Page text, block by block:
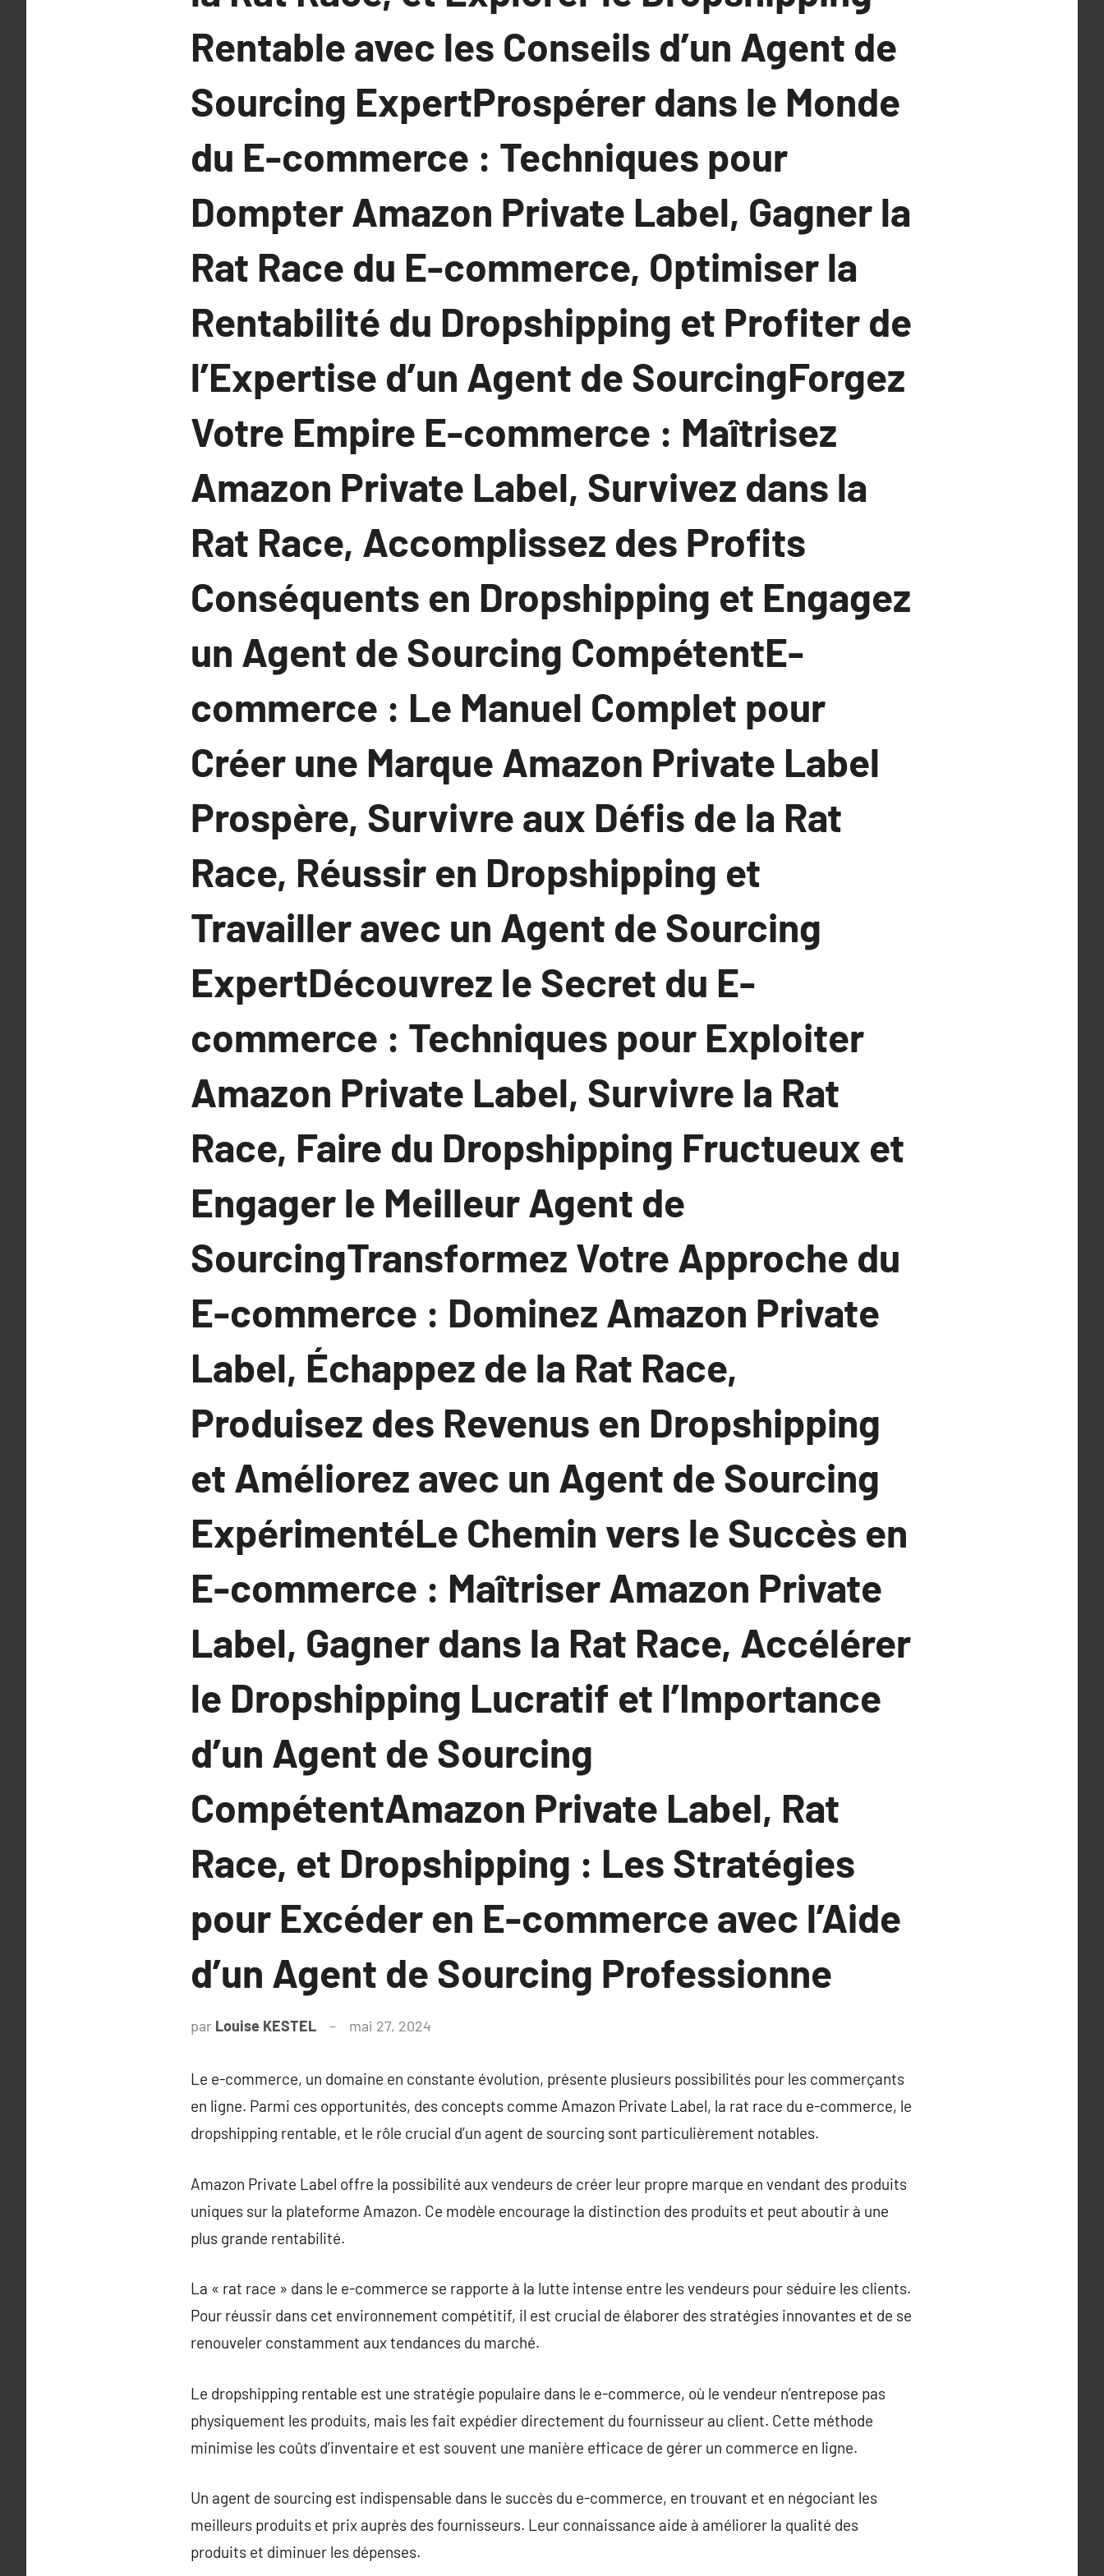
Rentable avec les Conseils d’un Agent de
Sourcing ExpertProspérer dans le Monde
du E-commerce : Techniques pour
Dompter Amazon Private Label, Gagner la
Rat Race du E-commerce, Optimiser la
Rentabilité du Dropshipping et Profiter de
l’Expertise d’un Agent de SourcingForgez
Votre Empire E-commerce : Maîtrisez
Amazon Private Label, Survivez dans la
Rat Race, Accomplissez des Profits
Conséquents en Dropshipping et Engagez
un Agent de Sourcing CompétentE-
commerce : Le Manuel Complet pour
Créer une Marque Amazon Private Label
Prospère, Survivre aux Défis de la Rat
Race, Réussir en Dropshipping et
Travailler avec un Agent de Sourcing
ExpertDécouvrez le Secret du E-
commerce : Techniques pour Exploiter
Amazon Private Label, Survivre la Rat
Race, Faire du Dropshipping Fructueux et
Engager le Meilleur Agent de
SourcingTransformez Votre Approche du
E-commerce : Dominez Amazon Private
Label, Échappez de la Rat Race,
Produisez des Revenus en Dropshipping
et Améliorez avec un Agent de Sourcing
ExpérimentéLe Chemin vers le Succès en
E-commerce : Maîtriser Amazon Private
Label, Gagner dans la Rat Race, Accélérer
le Dropshipping Lucratif et l’Importance
d’un Agent de Sourcing
CompétentAmazon Private Label, Rat
Race, et Dropshipping : Les Stratégies
pour Excéder en E-commerce avec l’Aide
d’un Agent de Sourcing Professionne
par Louise KESTEL mai 27, 2024
Le e-commerce, un domaine en constante évolution, présente plusieurs possibilités pour les commerçants
en ligne. Parmi ces opportunités, des concepts comme Amazon Private Label, la rat race du e-commerce, le
dropshipping rentable, et le rôle crucial d’un agent de sourcing sont particulièrement notables.
Amazon Private Label offre la possibilité aux vendeurs de créer leur propre marque en vendant des produits
uniques sur la plateforme Amazon. Ce modèle encourage la distinction des produits et peut aboutir à une
plus grande rentabilité.
La « rat race » dans le e-commerce se rapporte à la lutte intense entre les vendeurs pour séduire les clients.
Pour réussir dans cet environnement compétitif, il est crucial de élaborer des stratégies innovantes et de se
renouveler constamment aux tendances du marché.
Le dropshipping rentable est une stratégie populaire dans le e-commerce, où le vendeur n’entrepose pas
physiquement les produits, mais les fait expédier directement du fournisseur au client. Cette méthode
minimise les coûts d’inventaire et est souvent une manière efficace de gérer un commerce en ligne.
Un agent de sourcing est indispensable dans le succès du e-commerce, en trouvant et en négociant les
meilleurs produits et prix auprès des fournisseurs. Leur connaissance aide à améliorer la qualité des
produits et diminuer les dépenses.